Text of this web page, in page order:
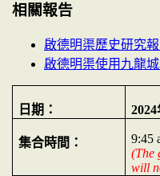
相關報告
啟德明渠歷史研究
啟德明渠使用九龍
日期： 2024
集合時間：
9:45
(The
will